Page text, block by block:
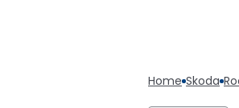
Home Skoda